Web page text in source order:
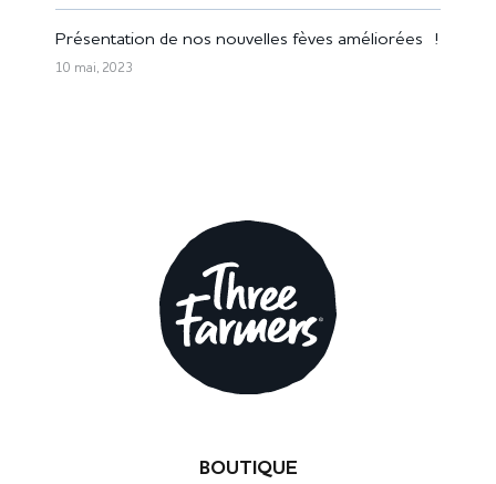
Présentation de nos nouvelles fèves améliorées !
10 mai, 2023
BOUTIQUE